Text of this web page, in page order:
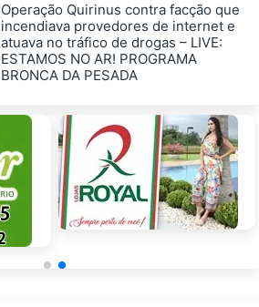
Operação Quirinus contra facção que
incendiava provedores de internet e
atuava no tráfico de drogas – LIVE:
ESTAMOS NO AR! PROGRAMA
BRONCA DA PESADA